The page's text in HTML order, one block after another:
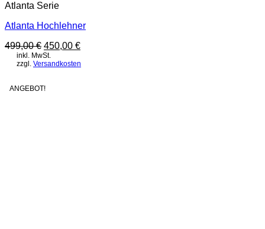
Atlanta Serie
Atlanta Hochlehner
499,00€ Ursprünglicher
Preis
war:
450,00 €Aktueller
ist:
inkl. MwSt.
zzgl. Versandkosten
ANGEBOT!